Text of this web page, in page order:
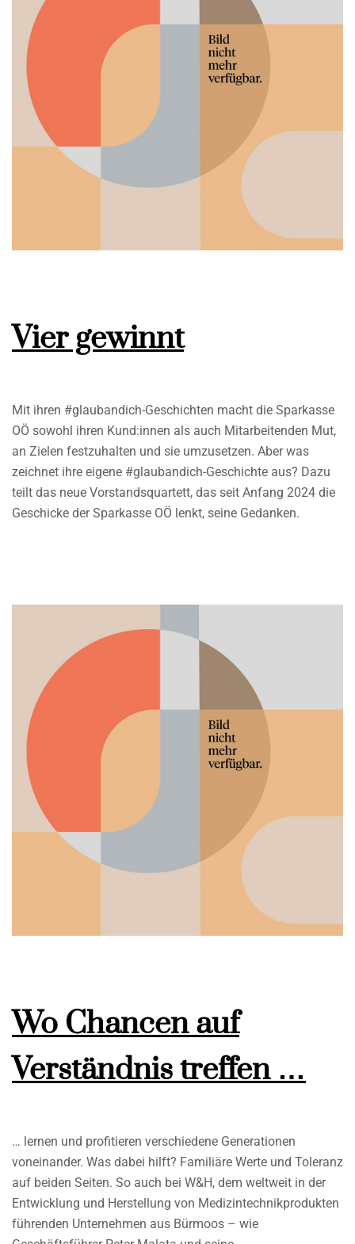
Vier gewinnt
Mit ihren #glaubandich-Geschichten macht die Sparkasse
OÖ sowohl ihren Kund:innen als auch Mitarbeitenden Mut,
an Zielen festzuhalten und sie umzusetzen. Aber was
zeichnet ihre eigene #glaubandich-Geschichte aus? Dazu
teilt das neue Vorstandsquartett, das seit Anfang 2024 die
Geschicke der Sparkasse OÖ lenkt, seine Gedanken.
Wo Chancen auf
Verständnis treffen …
… lernen und profitieren verschiedene Generationen
voneinander. Was dabei hilft? Familiäre Werte und Toleranz
auf beiden Seiten. So auch bei W&H, dem weltweit in der
Entwicklung und Herstellung von Medizintechnikprodukten
führenden Unternehmen aus Bürmoos – wie